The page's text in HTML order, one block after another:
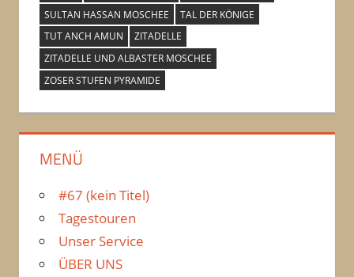
SULTAN HASSAN MOSCHEE
TAL DER KÖNIGE
TUT ANCH AMUN
ZITADELLE
ZITADELLE UND ALBASTER MOSCHEE
ZOSER STUFEN PYRAMIDE
MENÜ
#67 (kein Titel)
Tagestouren
Unser Service
ÜBER UNS